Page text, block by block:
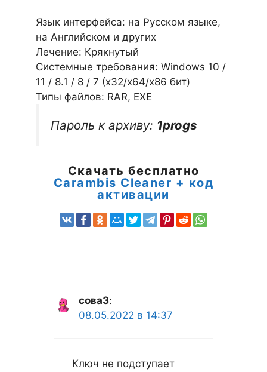
Язык интерфейса: на Русском языке,
на Английском и других
Лечение: Крякнутый
Системные требования: Windows 10 /
11 / 8.1 / 8 / 7 (х32/x64/x86 бит)
Типы файлов: RAR, EXE
Пароль к архиву: 1progs
Скачать бесплатно
Carambis Cleaner + код
активации
сова3:
08.05.2022 в 14:37
Ключ не подступает